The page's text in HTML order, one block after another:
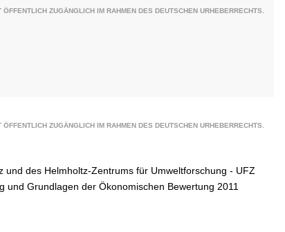
ZUGÄNGLICH IM RAHMEN DES DEUTSCHEN URHEBERRECHTS.
ÖFFENTLICH ZUGÄNGLICH IM RAHMEN DES DEUTSCHEN URHEBERRECHTS.
des Helmholtz-Zentrums für Umweltforschung - UFZ
und Grundlagen der Ökonomischen Bewertung 2011